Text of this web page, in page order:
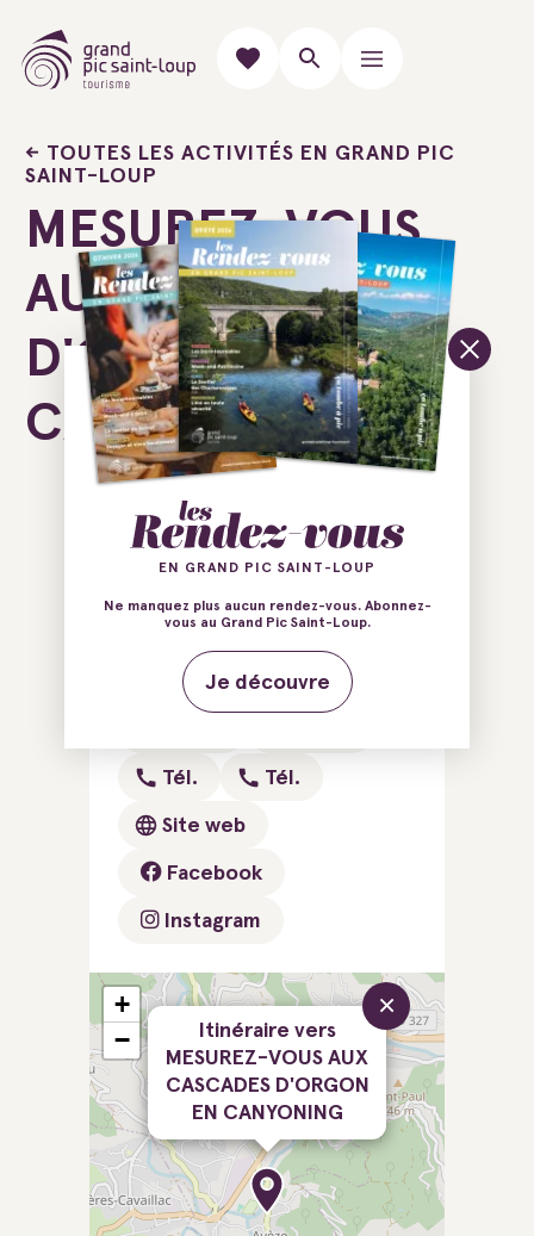
TOUTES LES ACTIVITÉS EN GRAND PIC
SAINT-LOUP
MESUREZ-VOUS
AUX CASCADES
D'ORGON EN
CANYONING
Ajouter au carnet de voyage
30120 Avèze
Tél. Tél.
Site web
Facebook
Instagram
Itinéraire vers
MESUREZ-VOUS AUX
CASCADES D'ORGON
EN CANYONING
×
+
−
EN GRAND PIC SAINT-LOUP
Ne manquez plus aucun rendez-vous. Abonnez-
vous au Grand Pic Saint-Loup.
Je découvre